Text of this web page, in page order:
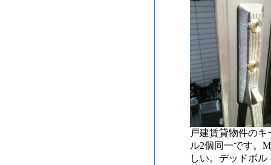
戸建賃貸物件の
ル2個同一です。
しい。デッドボ